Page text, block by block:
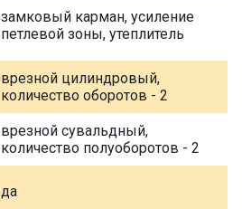
замковый карман, усиление
петлевой зоны, утеплитель
врезной цилиндровый,
количество оборотов - 2
врезной сувальдный,
количество полуоборотов - 2
да